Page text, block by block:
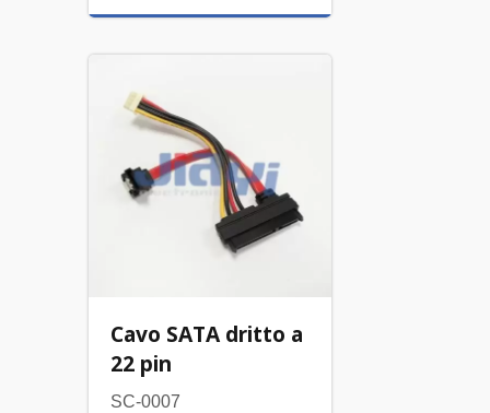
Cavo SATA dritto a
22 pin
SC-0007